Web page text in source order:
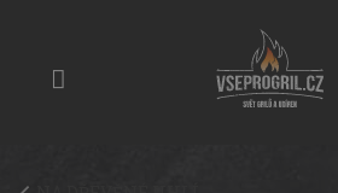
UDÍRNY